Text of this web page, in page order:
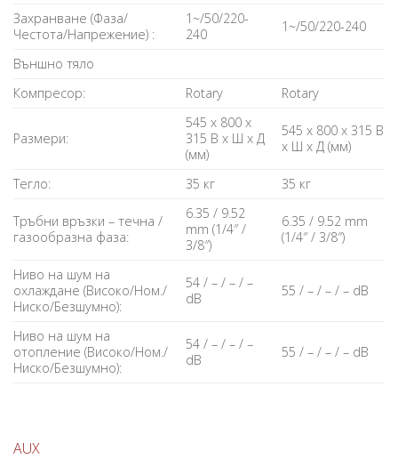
Захранване (Фаза/
Честота/Напрежение) :
1~/50/220-
240
1~/50/220-240
Външно тяло
Компресор:
Rotary Rotary
Размери:
545 x 800 x
315 В x Ш x Д
(мм)
545 x 800 x 315 В
x Ш x Д (мм)
Тегло: 35 кг 35 кг
Тръбни връзки – течна /
газообразна фаза:
6.35 / 9.52
mm (1/4″ /
3/8″)
6.35 / 9.52 mm
(1/4″ / 3/8″)
Ниво на шум на
охлаждане (Високо/Ном./
Ниско/Безшумно):
54 / – / – / –
dB
55 / – / – / – dB
Ниво на шум на
отопление (Високо/Ном./
Ниско/Безшумно):
54 / – / – / –
dB
55 / – / – / – dB
AUX